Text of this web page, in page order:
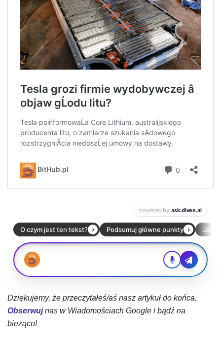
Dziękujemy, że przeczytałeś/aś nasz artykuł do końca.
Obserwujnas w Wiadomościach Google i bądź na
bieżąco!